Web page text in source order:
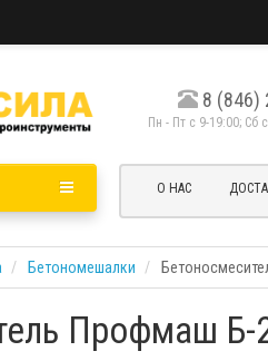
8 (846)
Пн - Пт с 9-19:00; Cб
О НАС
Бетономешалки
Профмаш Б-